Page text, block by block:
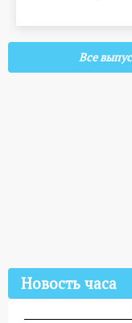
Все
Новость часа